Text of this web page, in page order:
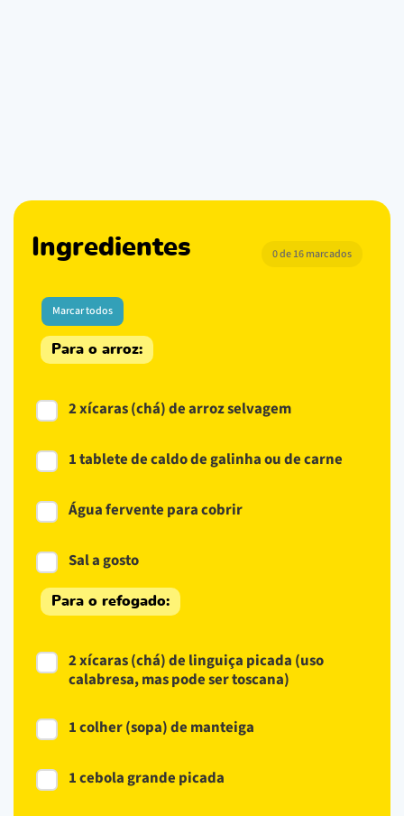
Ingredientes 0 de 16 marcados
Marcar todos
Para o arroz:
2 xícaras (chá) de arroz selvagem
1 tablete de caldo de galinha ou de carne
Água fervente para cobrir
Sal a gosto
Para o refogado:
2 xícaras (chá) de linguiça picada (uso
calabresa, mas pode ser toscana)
1 colher (sopa) de manteiga
1 cebola grande picada